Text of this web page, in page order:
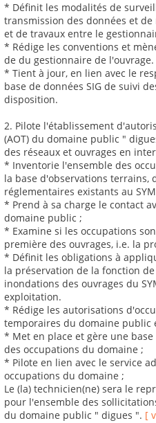
* Définit les modalités de
transmission des données et
et de travaux entre le
* Rédige les conventions et
de du gestionnaire de l'ouvrage.
* Tient à jour, en lien avec le
base de données SIG de suivi
disposition.
2. Pilote l'établissement
(AOT) du domaine public "
des réseaux et ouvrages en
* Inventorie l'ensemble des
la base d'observations terrains,
réglementaires existants au
* Prend à sa charge le contact
domaine public ;
* Examine si les occupations
première des ouvrages, i.e. la
* Définit les obligations à
la préservation de la fonction
inondations des ouvrages du
exploitation.
* Rédige les autorisations
temporaires du domaine public
* Met en place et gère une
des occupations du domaine ;
* Pilote en lien avec le service
occupations du domaine ;
Le (la) technicien(ne) sera le
pour l'ensemble des
du domaine public " digues ". [